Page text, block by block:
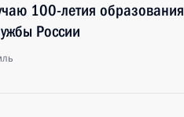
100-летия образования
России